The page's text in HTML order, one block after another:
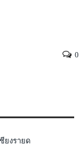
0
ยงรายด